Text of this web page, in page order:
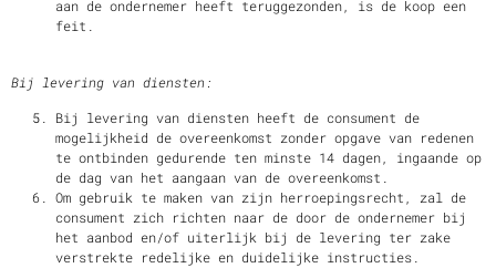
aan de ondernemer heeft teruggezonden, is de koop een
feit.
Bij levering van diensten:
Bij levering van diensten heeft de consument de
mogelijkheid de overeenkomst zonder opgave van redenen
te ontbinden gedurende ten minste 14 dagen, ingaande op
de dag van het aangaan van de overeenkomst.
Om gebruik te maken van zijn herroepingsrecht, zal de
consument zich richten naar de door de ondernemer bij
het aanbod en/of uiterlijk bij de levering ter zake
verstrekte redelijke en duidelijke instructies.